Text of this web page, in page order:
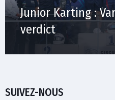
Junior Karting :
verdict
SUIVEZ-NOUS